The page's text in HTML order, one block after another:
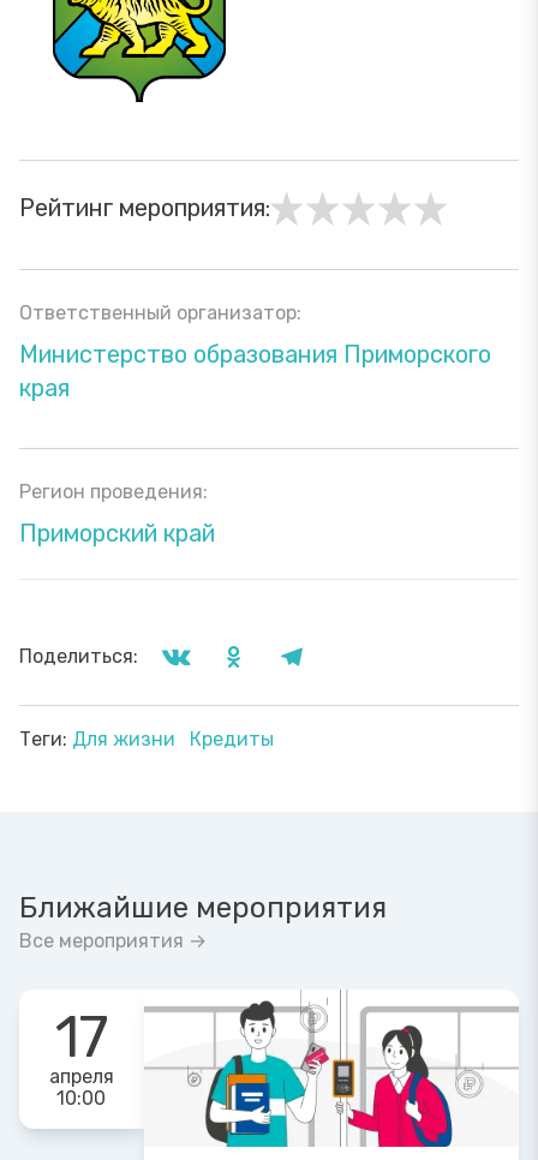
Рейтинг мероприятия:
Ответственный организатор:
Министерство образования Приморского
края
Регион проведения:
Приморский край
Поделиться:
Теги: Для жизни Кредиты
Ближайшие мероприятия
Все мероприятия →
17
апреля
10:00